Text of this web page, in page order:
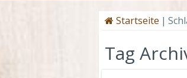
Startseite |
Tag